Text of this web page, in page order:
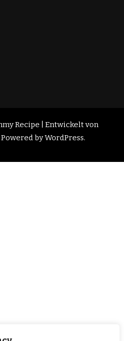
Recipe | Entwickelt von
Powered byWordPress.